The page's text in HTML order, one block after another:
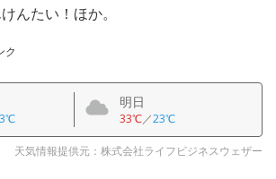
んたい！ほか。
ク
明日
33℃／23℃
天気情報提供元：株式会社ライフビジネスウェザー